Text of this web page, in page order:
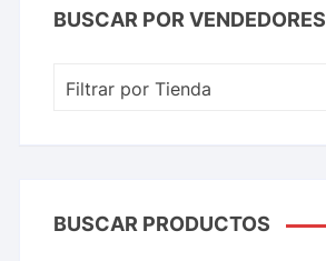
BUSCAR POR VENDEDORES
Filtrar por Tienda
BUSCAR PRODUCTOS